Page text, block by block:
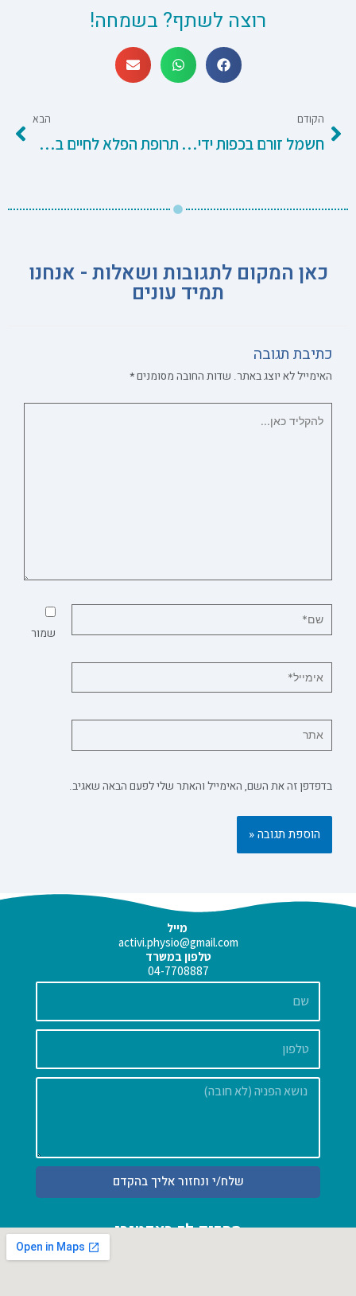
רוצה לשתף? בשמחה!
הקודם
חשמל זורם בכפות ידיך – על סינדרום התעלה הקרפלית בזמן רכיבה.
הבא
תרופת הפלא לחיים בריאים!
כאן המקום לתגובות ושאלות - אנחנו
תמיד עונים
כתיבת תגובה
האימייל לא יוצג באתר. שדות החובה מסומנים*
שמור
בדפדפן זה את השם, האימייל והאתר שלי לפעם הבאה שאגיב.
מייל
activi.physio@gmail.com
טלפון במשרד
04-7708887
שלח/י ונחזור אליך בהקדם
מחכים לך באקטיבי